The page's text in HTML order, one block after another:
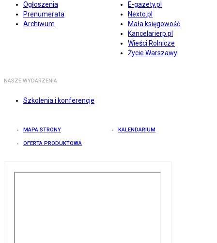
Ogłoszenia
Prenumerata
Archiwum
E-gazety.pl
Nexto.pl
Mała księgowość
Kancelarierp.pl
Wieści Rolnicze
Życie Warszawy
NASZE WYDARZENIA
Szkolenia i konferencje
MAPA STRONY KALENDARIUM
OFERTA PRODUKTOWA